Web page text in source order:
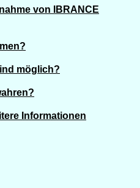
von IBRANCE
möglich?
Informationen